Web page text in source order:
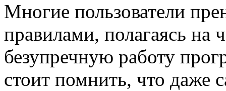
Многие пользователи
правилами, полагаясь на
безупречную работу
стоит помнить, что даже